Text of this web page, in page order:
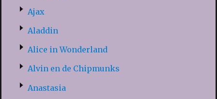
Ajax
Aladdin
Alice in Wonderland
Alvin en de Chipmunks
Anastasia